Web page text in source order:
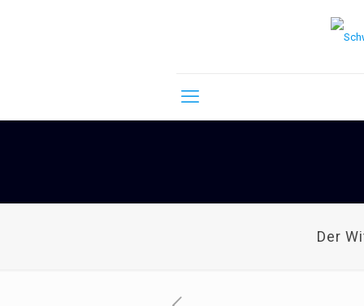
Der